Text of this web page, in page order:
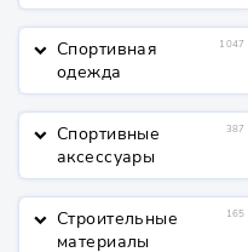
keyboard_arrow_down Спортивная
одежда
1047
keyboard_arrow_down Спортивные
аксессуары
387
keyboard_arrow_down Строительные
материалы
165